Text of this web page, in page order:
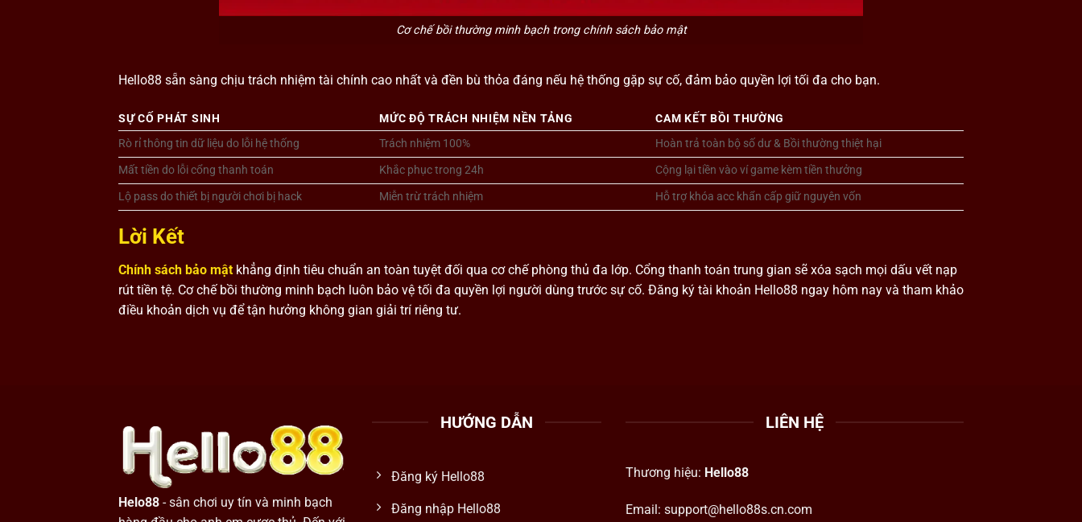
Cơ chế bồi thường minh bạch trong chính sách bảo mật
Hello88 sẵn sàng chịu trách nhiệm tài chính cao nhất và đền bù thỏa đáng nếu hệ thống gặp sự cố, đảm bảo quyền lợi tối đa cho bạn.
SỰ CỐ PHÁT SINH MỨC ĐỘ TRÁCH NHIỆM NỀN TẢNG
CAM KẾT BỒI THƯỜNG
Rò rỉ thông tin dữ liệu do lỗi hệ thống
Trách nhiệm 100%
Hoàn trả toàn bộ số dư & Bồi thường thiệt hại
Mất tiền do lỗi cổng thanh toán
Khắc phục trong 24h
Cộng lại tiền vào ví game kèm tiền thưởng
Lộ pass do thiết bị người chơi bị hack
Miễn trừ trách nhiệm Hỗ trợ khóa acc khẩn cấp giữ nguyên vốn
Lời Kết
Chính sách bảo mật khẳng định tiêu chuẩn an toàn tuyệt đối qua cơ chế phòng thủ đa lớp. Cổng thanh toán trung gian sẽ xóa sạch mọi dấu vết nạp
rút tiền tệ. Cơ chế bồi thường minh bạch luôn bảo vệ tối đa quyền lợi người dùng trước sự cố. Đăng ký tài khoản Hello88 ngay hôm nay và tham khảo
điều khoản dịch vụ để tận hưởng không gian giải trí riêng tư.
Helo88 - sân chơi uy tín và minh bạch
HƯỚNG DẪN
Đăng ký Hello88
Đăng nhập Hello88
LIÊN HỆ
Thương hiệu: Hello88
Email: support@hello88s.cn.com